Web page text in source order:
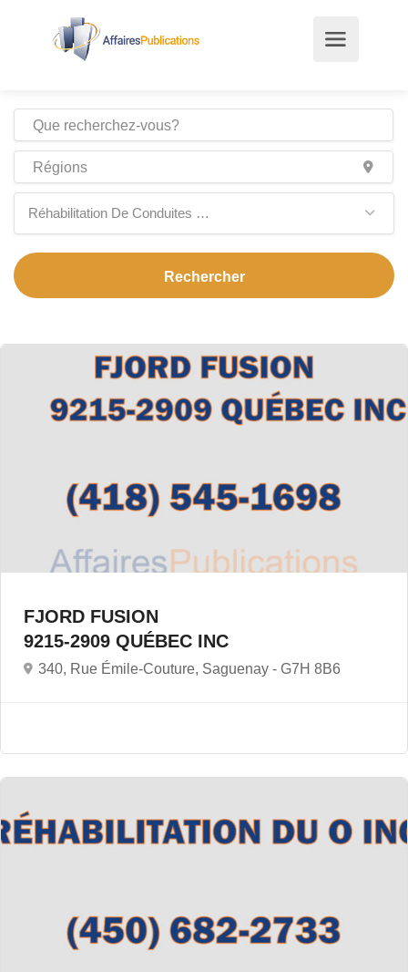
Réhabilitation De Conduites D’aqueduc
FJORD FUSION
9215-2909 QUÉBEC INC
340, Rue Émile-Couture, Saguenay - G7H 8B6